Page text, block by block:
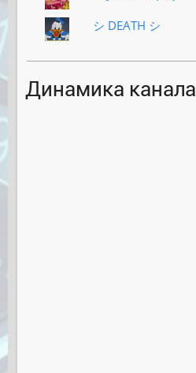
シ DEATH シ
Динамика канала